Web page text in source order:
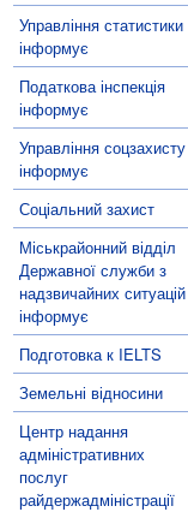
Управління статистики
інформує
Податкова інспекція
інформує
Управління соцзахисту
інформує
Соціальний захист
Міськрайонний відділ
Державної служби з
надзвичайних ситуацій
інформує
Подготовка к IELTS
Земельні відносини
Центр надання
адміністративних
послуг
райдержадміністрації